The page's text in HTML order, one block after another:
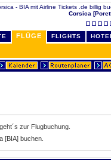
- BIA mit Airline Tickets .de billig
Corsica
FLÜGE FLIGHTS
geht´s zur Flugbuchung.
[BIA] buchen.